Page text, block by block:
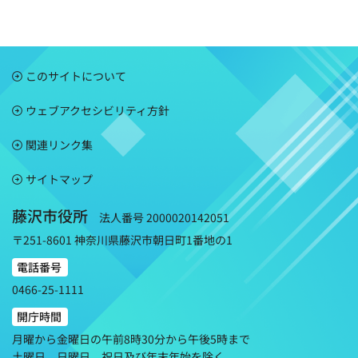
このサイトについて
ウェブアクセシビリティ方針
関連リンク集
サイトマップ
藤沢市役所
法人番号 2000020142051
〒251-8601 神奈川県藤沢市朝日町1番地の1
電話番号
0466-25-1111
開庁時間
月曜から金曜日の午前8時30分から午後5時まで